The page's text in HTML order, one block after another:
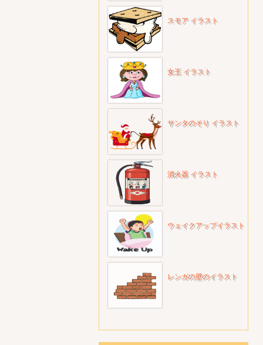
スモア イラスト
女王 イラスト
サンタのそり イラスト
消火器 イラスト
ウェイクアップイラスト
レンガの壁のイラスト